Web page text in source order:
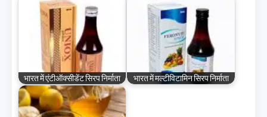
भारत में एंटीऑक्सीडेंट सिरप निर्माता भारत में मल्टीविटामिन सिरप निर्माता